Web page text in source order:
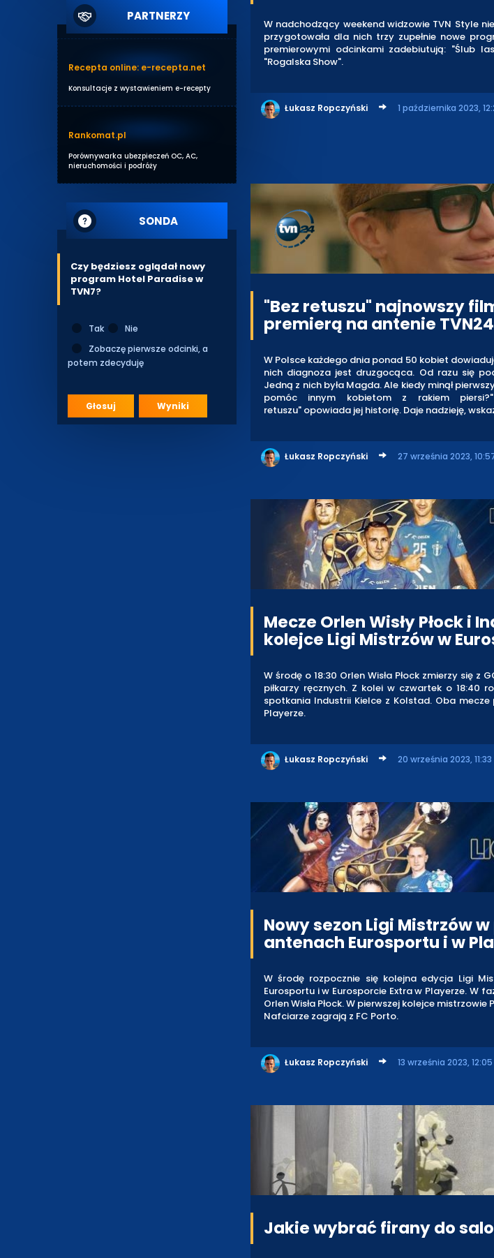
PARTNERZY
Recepta online: e-recepta.net
Konsultacje z wystawieniem e-recepty
Rankomat.pl
Porównywarka ubezpieczeń OC, AC,
nieruchomości i podróży
SONDA
Czy będziesz oglądał nowy
program Hotel Paradise w
TVN7?
Tak
Nie
Zobaczę pierwsze odcinki, a
potem zdecyduję
Głosuj Wyniki
W nadchodzący weekend widzowie TVN Style
przygotowała dla nich trzy zupełnie nowe
premierowymi odcinkami zadebiutują: "Ślub
"Rogalska Show".
Łukasz Ropczyński 1 października 2023,
"Bez retuszu" najnowszy
premierą na antenie TVN24
W Polsce każdego dnia ponad 50 kobiet
nich diagnoza jest druzgocąca. Od razu się
Jedną z nich była Magda. Ale kiedy minął
pomóc innym kobietom z rakiem
retuszu" opowiada jej historię. Daje nadzieję,
Łukasz Ropczyński 27 września 2023,
Mecze Orlen Wisły Płock i
kolejce Ligi Mistrzów w
W środę o 18:30 Orlen Wisła Płock zmierzy się z
piłkarzy ręcznych. Z kolei w czwartek o 18:40
spotkania Industrii Kielce z Kolstad. Oba
Playerze.
Łukasz Ropczyński 20 września 2023, 11:33
Nowy sezon Ligi Mistrzów
antenach Eurosportu i w
W środę rozpocznie się kolejna edycja Ligi
Eurosportu i w Eurosporcie Extra w Playerze. W
Orlen Wisła Płock. W pierwszej kolejce
Nafciarze zagrają z FC Porto.
Łukasz Ropczyński 13 września 2023, 12:05
Jakie wybrać firany do